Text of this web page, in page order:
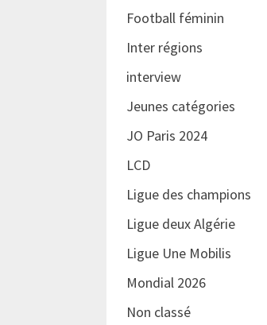
Football féminin
Inter régions
interview
Jeunes catégories
JO Paris 2024
LCD
Ligue des champions
Ligue deux Algérie
Ligue Une Mobilis
Mondial 2026
Non classé